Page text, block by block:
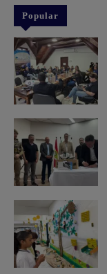
Popular